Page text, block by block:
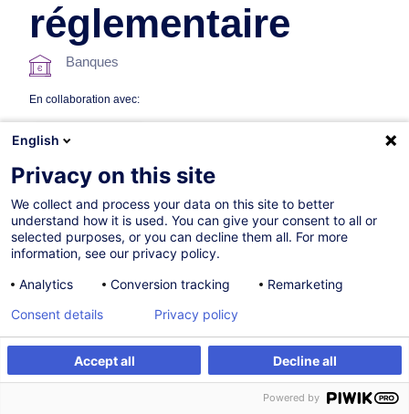
S'inscrire Formation sur mesure
réglementaire
Banques
En collaboration avec:
05.10.2026 +1 date disponible
Formation présentielle
Cours du jour
English
Privacy on this site
We collect and process your data on this site to better
understand how it is used. You can give your consent to all or
selected purposes, or you can decline them all. For more
information, see our privacy policy.
Analytics
Conversion tracking Remarketing
Accept all Decline all
Consent details Privacy policy
Powered by